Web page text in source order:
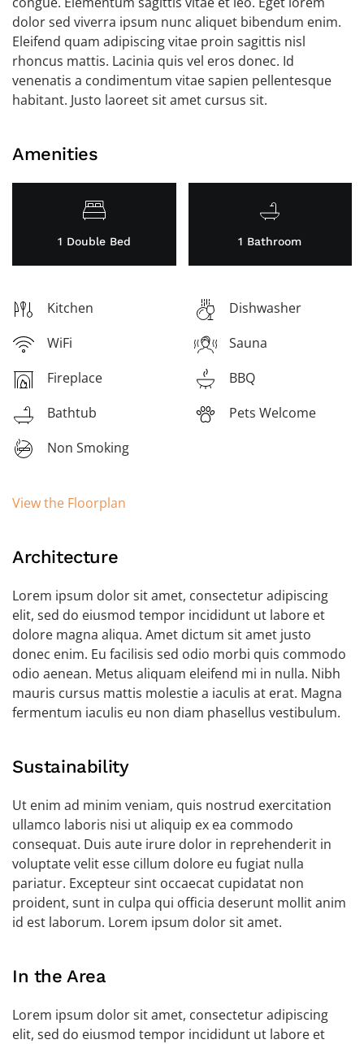
dolor sed viverra ipsum nunc aliquet bibendum enim.
Eleifend quam adipiscing vitae proin sagittis nisl
rhoncus mattis. Lacinia quis vel eros donec. Id
venenatis a condimentum vitae sapien pellentesque
habitant. Justo laoreet sit amet cursus sit.
Amenities
1 Double Bed 1 Bathroom
Kitchen
Dishwasher
WiFi
Sauna
Fireplace
BBQ
Bathtub
Pets Welcome
Non Smoking
View the Floorplan
Architecture
Lorem ipsum dolor sit amet, consectetur adipiscing
elit, sed do eiusmod tempor incididunt ut labore et
dolore magna aliqua. Amet dictum sit amet justo
donec enim. Eu facilisis sed odio morbi quis commodo
odio aenean. Metus aliquam eleifend mi in nulla. Nibh
mauris cursus mattis molestie a iaculis at erat. Magna
fermentum iaculis eu non diam phasellus vestibulum.
Sustainability
Ut enim ad minim veniam, quis nostrud exercitation
ullamco laboris nisi ut aliquip ex ea commodo
consequat. Duis aute irure dolor in reprehenderit in
voluptate velit esse cillum dolore eu fugiat nulla
pariatur. Excepteur sint occaecat cupidatat non
proident, sunt in culpa qui officia deserunt mollit anim
id est laborum. Lorem ipsum dolor sit amet.
In the Area
Lorem ipsum dolor sit amet, consectetur adipiscing
elit, sed do eiusmod tempor incididunt ut labore et